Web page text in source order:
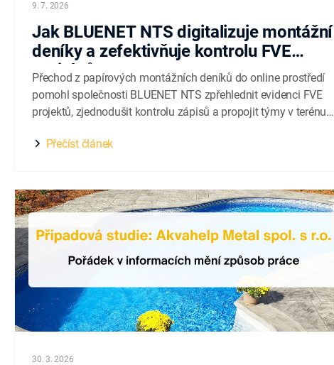
9. 7. 2026
Jak BLUENET NTS digitalizuje montážní
deníky a zefektivňuje kontrolu FVE
projektů
Přechod z papírových montážních deníků do online prostředí
pomohl společnosti BLUENET NTS zpřehlednit evidenci FVE
projektů, zjednodušit kontrolu zápisů a propojit týmy v terénu s
specializuje na realizaci fotovoltaických elektráren a
Přečíst článek
30. 3. 2026